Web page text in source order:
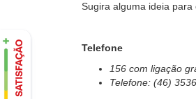
Sugira alguma ideia para
Telefone
156 com ligação
Telefone: (46)